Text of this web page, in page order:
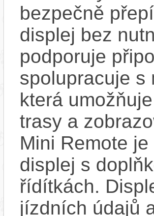
bezpečně
displej bez
podporuje
spolupracuje s
která
trasy a
Mini Remote
displej s
řídítkách.
jízdních údajů